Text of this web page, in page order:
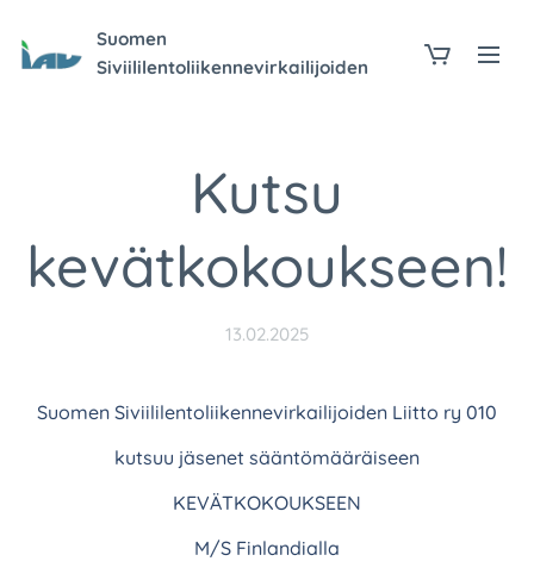
Suomen
Siviililentoliikennevirkailijoiden
Kutsu
kevätkokoukseen!
13.02.2025
Suomen Siviililentoliikennevirkailijoiden Liitto ry 010
kutsuu jäsenet sääntömääräiseen
KEVÄTKOKOUKSEEN
M/S Finlandialla